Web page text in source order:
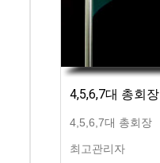
4,5,6,7대 총회장
4,5,6,7대 총회장
최고관리자